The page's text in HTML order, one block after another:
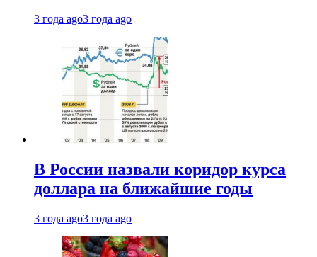
3 года ago3 года ago
В России назвали коридор курса
доллара на ближайшие годы
3 года ago3 года ago